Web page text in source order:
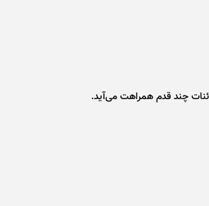
چند قدم همراهت می‌آید.